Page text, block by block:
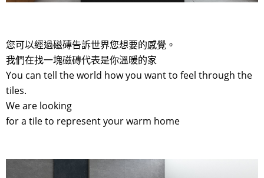
您可以經過磁磚告訴世界您想要的感覺。
我們在找一塊磁磚代表是你溫暖的家
You can tell the world how you want to feel through the
tiles.
We are looking
for a tile to represent your warm home